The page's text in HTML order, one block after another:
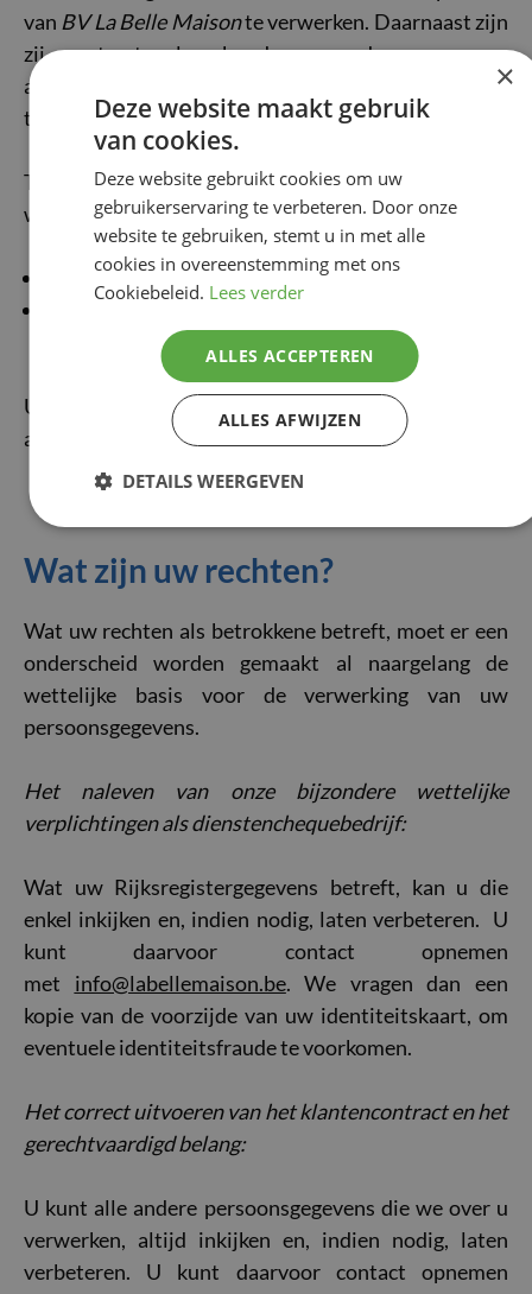
van BV La Belle Maisonte verwerken. Daarnaast zijn
zij contractueel gebonden om deze gegevens
adequaat te beveiligen om verlies en ongeoorloofde
toegang te voorkomen.
Tevens kunnen uw persoonsgegevens meegedeeld
worden aan:
het uitgiftebedrijf van dienstencheques: Pluxee;
schadegeval.
Uw persoonsgegevens worden niet overgedragen
aan landen buiten de EER.
Wat zijn uw rechten?
Wat uw rechten als betrokkene betreft, moet er een
onderscheid worden gemaakt al naargelang de
wettelijke basis voor de verwerking van uw
persoonsgegevens.
Het naleven van onze bijzondere wettelijke
verplichtingen als dienstenchequebedrijf:
Wat uw Rijksregistergegevens betreft, kan u die
enkel inkijken en, indien nodig, laten verbeteren. U
kunt daarvoor contact opnemen
met info@labellemaison.be. We vragen dan een
kopie van de voorzijde van uw identiteitskaart, om
eventuele identiteitsfraude te voorkomen.
Het correct uitvoeren van het klantencontract en het
gerechtvaardigd belang:
U kunt alle andere persoonsgegevens die we over u
verwerken, altijd inkijken en, indien nodig, laten
verbeteren. U kunt daarvoor contact opnemen
×
Deze website maakt gebruik
van cookies.
Deze website gebruikt cookies om uw
gebruikerservaring te verbeteren. Door onze
website te gebruiken, stemt u in met alle
cookies in overeenstemming met ons
Cookiebeleid. Lees verder
ALLES ACCEPTEREN
ALLES AFWIJZEN
DETAILS WEERGEVEN